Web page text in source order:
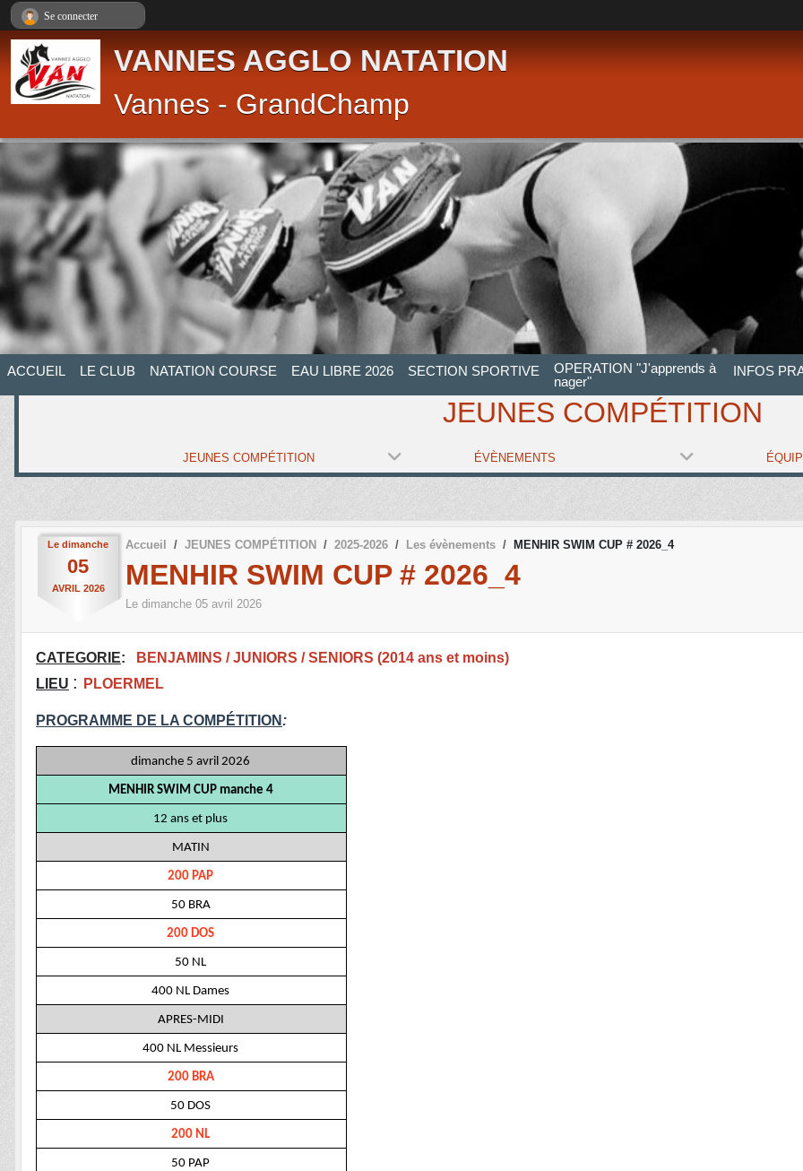
VANNES AGGLO NATATION
Vannes - GrandChamp
ACCUEIL LE CLUB NATATION COURSE EAU LIBRE 2026 SECTION SPORTIVE
OPERATION "J'apprends à
nager"
INFOS
JEUNES COMPÉTITION
JEUNES COMPÉTITION ÉVÈNEMENTS
Le dimanche
05
AVRIL 2026
Accueil JEUNES COMPÉTITION 2025-2026 Les évènements MENHIR SWIM CUP # 2026_4
MENHIR SWIM CUP # 2026_4
Le dimanche 05 avril 2026
CATEGORIE:
BENJAMINS / JUNIORS / SENIORS (2014 ans et moins)
LIEU : PLOERMEL
PROGRAMME DE LA COMPÉTITION :
dimanche 5 avril 2026
MENHIR SWIM CUP manche 4
12 ans et plus
MATIN
200 PAP
50 BRA
200 DOS
50 NL
400 NL Dames
APRES-MIDI
400 NL Messieurs
200 BRA
50 DOS
200 NL
50 PAP
Se connecter
Panneau de gestion des cookies